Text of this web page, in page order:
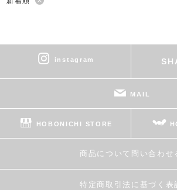
instagram
MAIL
HOBONICHI STORE
商品について問い合わせ
特定商取引法に基づく表